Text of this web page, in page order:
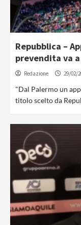
Repubblica –
prevendita va
Redazione 29/02/
"Dal Palermo un
titolo scelto da